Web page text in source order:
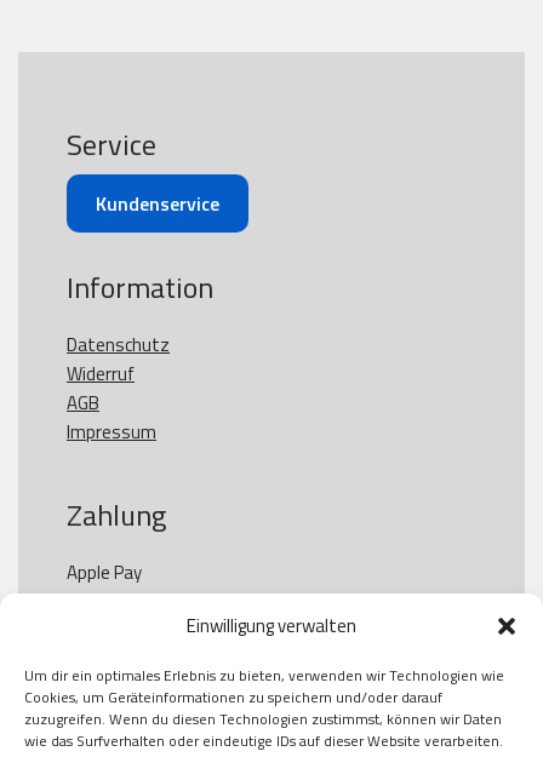
Einwilligung verwalten
Um dir ein optimales Erlebnis zu bieten, verwenden wir Technologien wie
Cookies, um Geräteinformationen zu speichern und/oder darauf
zuzugreifen. Wenn du diesen Technologien zustimmst, können wir Daten
wie das Surfverhalten oder eindeutige IDs auf dieser Website verarbeiten.
Service
Kundenservice
Information
Datenschutz
Widerruf
AGB
Impressum
Zahlung
Apple Pay
Paypal
Kauf auf Rechung
Klarna
American Express